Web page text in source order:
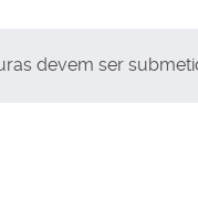
devem ser